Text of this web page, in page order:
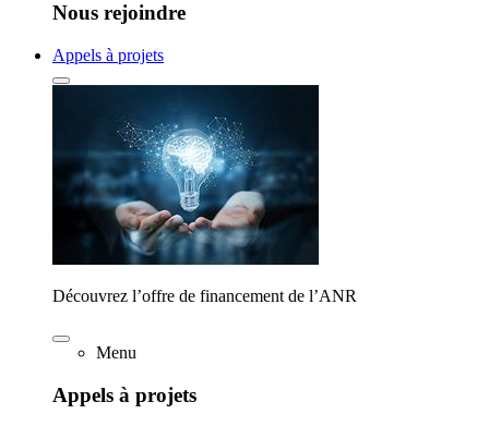
Nous rejoindre
Appels à projets
Découvrez l’offre de financement de l’ANR
Menu
Appels à projets